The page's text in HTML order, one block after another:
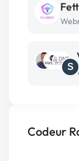
Codeur
S